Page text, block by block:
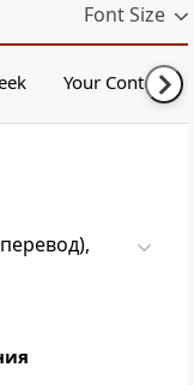
Font Size
Your Content